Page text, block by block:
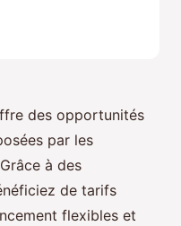
des opportunités
par les
à des
de tarifs
flexibles et